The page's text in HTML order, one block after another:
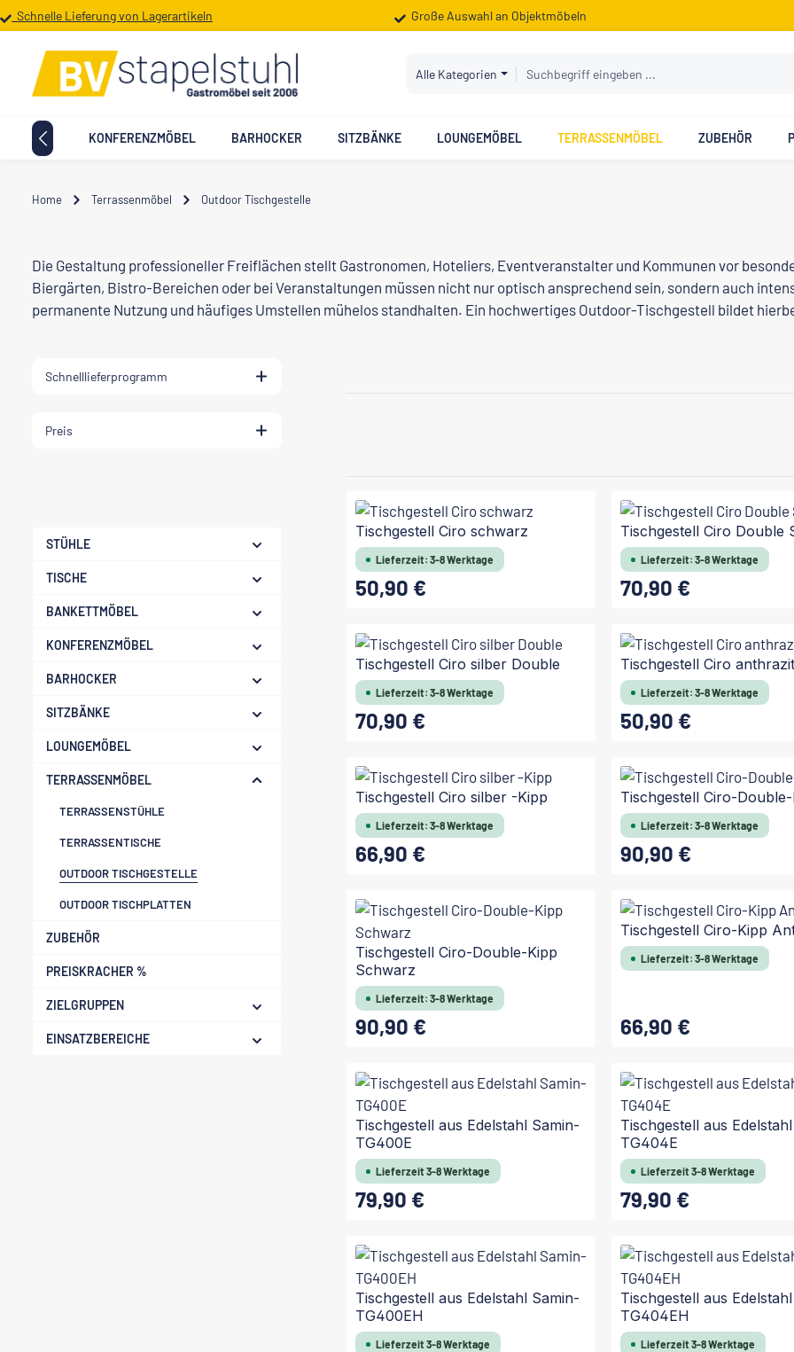
Hauptinhalt springen
Zur Suche springen
Zur Hauptnavigation springen
Schnelle Lieferung von Lagerartikeln Große Auswahl an Objektmöbeln
Alle Kategorien
KONFERENZMÖBEL BARHOCKER SITZBÄNKE LOUNGEMÖBEL TERRASSENMÖBEL ZUBEHÖR
Home Terrassenmöbel Outdoor Tischgestelle
Die Gestaltung professioneller Freiflächen stellt Gastronomen, Hoteliers, Eventveranstalter und Kommunen vor
Biergärten, Bistro-Bereichen oder bei Veranstaltungen müssen nicht nur optisch ansprechend sein, sondern auch
permanente Nutzung und häufiges Umstellen mühelos standhalten. Ein hochwertiges Outdoor-Tischgestell bildet
Schnelllieferprogramm
Preis
STÜHLE
TISCHE
BANKETTMÖBEL
KONFERENZMÖBEL
BARHOCKER
SITZBÄNKE
LOUNGEMÖBEL
TERRASSENMÖBEL
TERRASSENSTÜHLE
TERRASSENTISCHE
OUTDOOR TISCHGESTELLE
OUTDOOR TISCHPLATTEN
ZUBEHÖR
PREISKRACHER %
ZIELGRUPPEN
EINSATZBEREICHE
Tischgestell Ciro schwarz
Lieferzeit: 3-8 Werktage
Regulärer Preis:
50,90 €
Tischgestell Ciro Double
Lieferzeit: 3-8 Werktage
Regulärer Preis:
70,90 €
Tischgestell Ciro silber Double
Lieferzeit: 3-8 Werktage
Regulärer Preis:
70,90 €
Tischgestell Ciro
Lieferzeit: 3-8 Werktage
Regulärer Preis:
50,90 €
Tischgestell Ciro silber -Kipp
Lieferzeit: 3-8 Werktage
Regulärer Preis:
66,90 €
Tischgestell Ciro-
Lieferzeit: 3-8 Werktage
Regulärer Preis:
90,90 €
Tischgestell Ciro-Double-Kipp
Schwarz
Lieferzeit: 3-8 Werktage
Regulärer Preis:
90,90 €
Tischgestell Ciro-Kipp
Lieferzeit: 3-8 Werktage
Regulärer Preis:
66,90 €
Tischgestell aus Edelstahl Samin-
TG400E
Lieferzeit 3-8 Werktage
Regulärer Preis:
79,90 €
In den Warenkorb
Tischgestell aus
TG404E
Lieferzeit 3-8 Werktage
Regulärer Preis:
79,90 €
In den Warenkorb
Tischgestell aus Edelstahl Samin-
TG400EH
Lieferzeit 3-8 Werktage
Tischgestell aus
TG404EH
Lieferzeit 3-8 Werktage